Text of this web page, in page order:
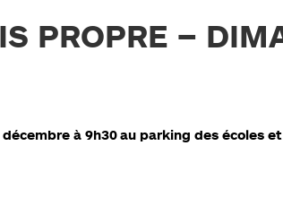
PROPRE –
à 9h30au parking des écoles et